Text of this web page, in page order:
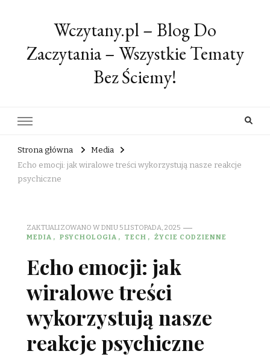
Wczytany.pl – Blog Do
Zaczytania – Wszystkie Tematy
Bez Ściemy!
Strona główna
Media
Echo emocji: jak wiralowe treści wykorzystują nasze reakcje
psychiczne
ZAKTUALIZOWANO W DNIU5 LISTOPADA, 2025
MEDIA
PSYCHOLOGIA TECH ŻYCIE CODZIENNE
Echo emocji: jak
wiralowe treści
wykorzystują nasze
reakcje psychiczne